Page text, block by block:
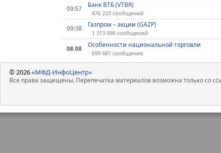
09:57
Банк ВТБ (VTBR)
476 220 сообщений
09:38 Газпром – акции (GAZP)
1 313 096 сообщений
08.08 Особенности национальной торговли
699 681 сообщение
© 2026«МФД-ИнфоЦентр»
Все права защищены. Перепечатка материалов возможна только со